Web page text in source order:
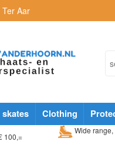
Ter Aar
skates Clothing
100,=
Wide